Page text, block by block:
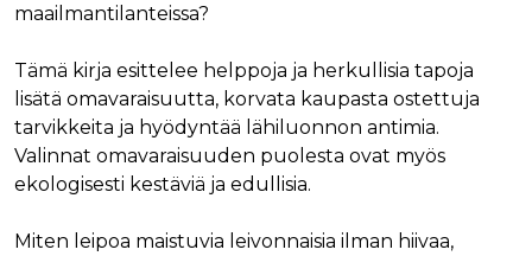
maailmantilanteissa?
Tämä kirja esittelee helppoja ja herkullisia tapoja
lisätä omavaraisuutta, korvata kaupasta ostettuja
tarvikkeita ja hyödyntää lähiluonnon antimia.
Valinnat omavaraisuuden puolesta ovat myös
ekologisesti kestäviä ja edullisia.
Miten leipoa maistuvia leivonnaisia ilman hiivaa,